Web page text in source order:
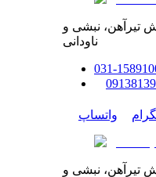
تیرآهن، نبشی و
ناودانی
-
031
0
واتساپ
تیرآهن، نبشی و